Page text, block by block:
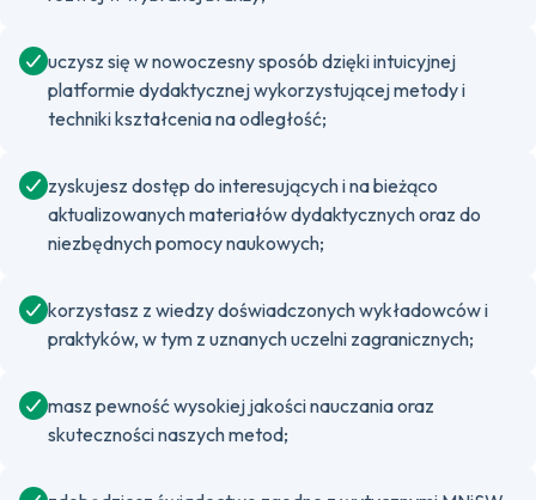
uczysz się w nowoczesny sposób dzięki intuicyjnej
platformie dydaktycznej wykorzystującej metody i
techniki kształcenia na odległość;
zyskujesz dostęp do interesujących i na bieżąco
aktualizowanych materiałów dydaktycznych oraz do
niezbędnych pomocy naukowych;
korzystasz z wiedzy doświadczonych wykładowców i
praktyków, w tym z uznanych uczelni zagranicznych;
masz pewność wysokiej jakości nauczania oraz
skuteczności naszych metod;